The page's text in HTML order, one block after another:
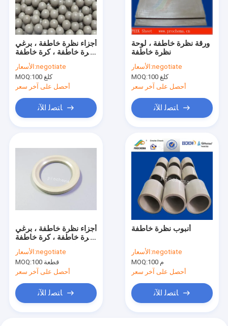
أجزاء نظرة خاطفة ، برغي
نظرة خاطفة ، كرة خاطفة
، تركيب نظرة خاطفة
الأسعار:negotiate
MOQ:
100 كلغ
أحصل على آخر سعر
ﺎﺘﺼﻟ ﺍﻶﻧ
ورقة نظرة خاطفة ، لوحة
نظرة خاطفة
الأسعار:negotiate
MOQ:
100 كلغ
أحصل على آخر سعر
ﺎﺘﺼﻟ ﺍﻶﻧ
أجزاء نظرة خاطفة ، برغي
نظرة خاطفة ، كرة خاطفة
، تركيب نظرة خاطفة ،
الأسعار:negotiate
MOQ:
100 قطعة
أحصل على آخر سعر
ﺎﺘﺼﻟ ﺍﻶﻧ
أنبوب نظرة خاطفة
الأسعار:negotiate
MOQ:
100 م
أحصل على آخر سعر
ﺎﺘﺼﻟ ﺍﻶﻧ